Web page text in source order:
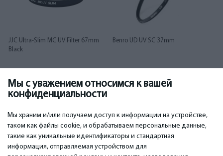
Мы с уважением относимся к вашей
конфиденциальности
Мы храним и/или получаем доступ к информации на устройстве,
таком как файлы cookie, и обрабатываем персональные данные,
такие как уникальные идентификаторы и стандартная
информация, отправляемая устройством для
JJC Ultra-Slim MC UV Filter 67mm
Black
10.00€
Benro UD UV SC 37mm
10.00€
1 2 3 4 5 6 ... 91 92